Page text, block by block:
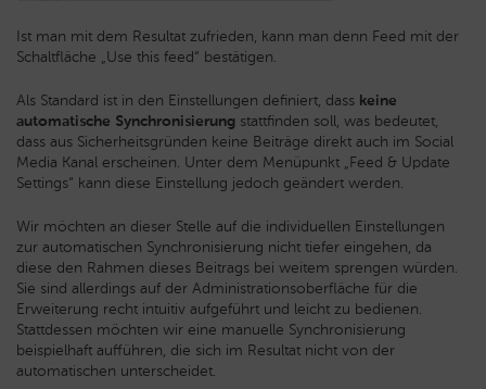
Ist man mit dem Resultat zufrieden, kann man denn Feed mit der
Schaltfläche „Use this feed“ bestätigen.
Als Standard ist in den Einstellungen definiert, dass keine
automatische Synchronisierung stattfinden soll, was bedeutet,
dass aus Sicherheitsgründen keine Beiträge direkt auch im Social
Media Kanal erscheinen. Unter dem Menüpunkt „Feed & Update
Settings“ kann diese Einstellung jedoch geändert werden.
Wir möchten an dieser Stelle auf die individuellen Einstellungen
zur automatischen Synchronisierung nicht tiefer eingehen, da
diese den Rahmen dieses Beitrags bei weitem sprengen würden.
Sie sind allerdings auf der Administrationsoberfläche für die
Erweiterung recht intuitiv aufgeführt und leicht zu bedienen.
Stattdessen möchten wir eine manuelle Synchronisierung
beispielhaft aufführen, die sich im Resultat nicht von der
automatischen unterscheidet.